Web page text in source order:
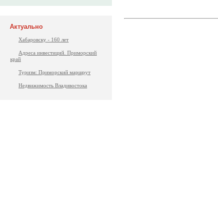
Актуально
Хабаровску - 160 лет
Адреса инвестиций. Приморский
край
Туризм: Приморский маршрут
Недвижимость Владивостока